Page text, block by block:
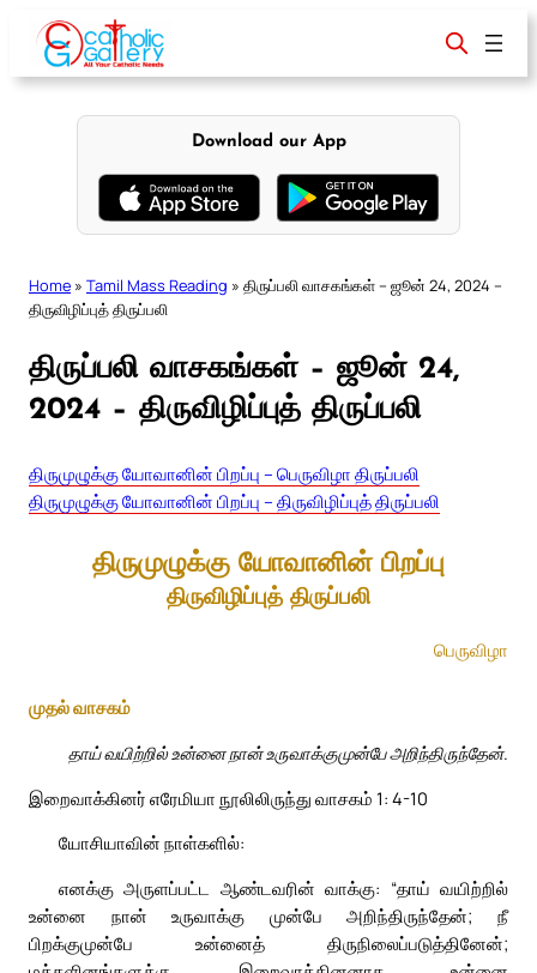
content
Download our App
Home » Tamil Mass Reading » திருப்பலி வாசகங்கள் – ஜூன் 24, 2024 –
திருவிழிப்புத் திருப்பலி
திருப்பலி வாசகங்கள் – ஜூன் 24,
2024 – திருவிழிப்புத் திருப்பலி
திருமுழுக்கு யோவானின் பிறப்பு – பெருவிழா திருப்பலி
திருமுழுக்கு யோவானின் பிறப்பு – திருவிழிப்புத் திருப்பலி
திருமுழுக்கு யோவானின் பிறப்பு
திருவிழிப்புத் திருப்பலி
பெருவிழா
முதல் வாசகம்
தாய் வயிற்றில் உன்னை நான் உருவாக்குமுன்பே அறிந்திருந்தேன்.
இறைவாக்கினர் எரேமியா நூலிலிருந்து வாசகம் 1: 4-10
யோசியாவின் நாள்களில்:
எனக்கு அருளப்பட்ட ஆண்டவரின் வாக்கு: “தாய் வயிற்றில்
உன்னை நான் உருவாக்கு முன்பே அறிந்திருந்தேன்; நீ
பிறக்குமுன்பே உன்னைத் திருநிலைப்படுத்தினேன்;